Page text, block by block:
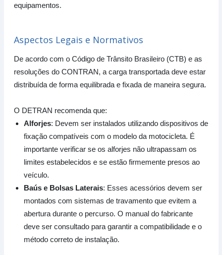
equipamentos.
Aspectos Legais e Normativos
De acordo com o Código de Trânsito Brasileiro (CTB) e as
resoluções do CONTRAN, a carga transportada deve estar
distribuída de forma equilibrada e fixada de maneira segura.
O DETRAN recomenda que:
Alforjes: Devem ser instalados utilizando dispositivos de
fixação compatíveis com o modelo da motocicleta. É
importante verificar se os alforjes não ultrapassam os
limites estabelecidos e se estão firmemente presos ao
veículo.
Baús e Bolsas Laterais: Esses acessórios devem ser
montados com sistemas de travamento que evitem a
abertura durante o percurso. O manual do fabricante
deve ser consultado para garantir a compatibilidade e o
método correto de instalação.